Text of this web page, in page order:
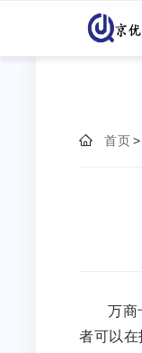
首页>
万商
者可以